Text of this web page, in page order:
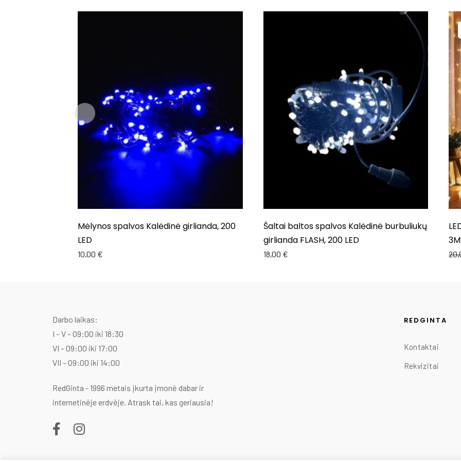
Mėlynos spalvos Kalėdinė girlianda, 200
LED
10,00 €
Šaltai baltos spalvos Kalėdinė burbuliukų
girlianda FLASH, 200 LED
18,00 €
Darbo laikas:
I – V – 09:00 iki 18:30
VI – 09:00 iki 17:00
VII – 09:00 iki 14:00
RedGinta - 1996 metais įkurta įmonė dabar ir
internetinėje erdvėje. Atrask tai, kas geriausia!
REDGINTA
Kontaktai
Rekvizitai